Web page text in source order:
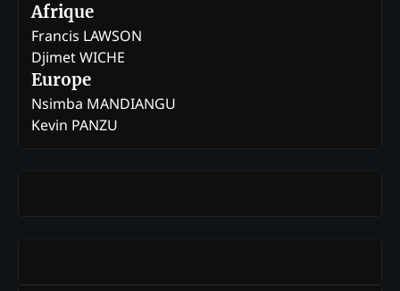
Afrique
Francis LAWSON
Djimet WICHE
Europe
Nsimba MANDIANGU
Kevin PANZU